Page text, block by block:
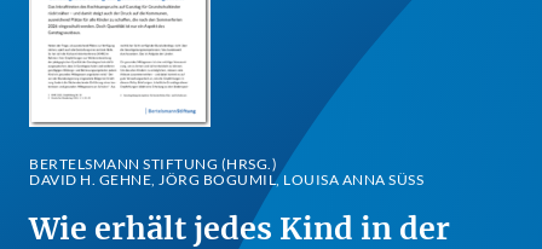
BERTELSMANN STIFTUNG (HRSG.)
DAVID H. GEHNE, JÖRG BOGUMIL, LOUISA ANNA SÜSS
Wie erhält jedes Kind in der